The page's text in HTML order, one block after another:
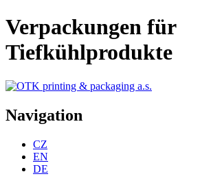
Verpackungen für
Tiefkühlprodukte
Navigation
CZ
EN
DE